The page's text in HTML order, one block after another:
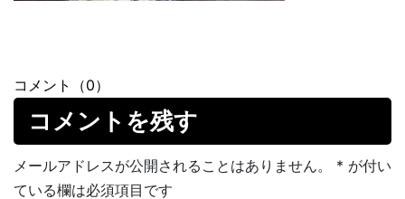
コメント（0）
コメントを残す
メールアドレスが公開されることはありません。 * が付い
ている欄は必須項目です